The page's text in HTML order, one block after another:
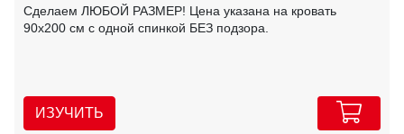
Сделаем ЛЮБОЙ РАЗМЕР! Цена указана на кровать
90х200 см с одной спинкой БЕЗ подзора.
ИЗУЧИТЬ